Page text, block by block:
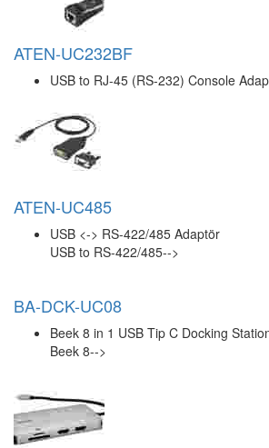
ATEN-UC232BF
USB to RJ-45 (RS-232) Console
ATEN-UC485
USB <-> RS-422/485 Adaptör
USB to RS-422/485-->
BA-DCK-UC08
Beek 8 in 1 USB Tip C Docking
Beek 8-->